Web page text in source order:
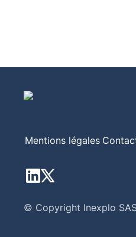
Mentions légales
© Copyright Inexplo